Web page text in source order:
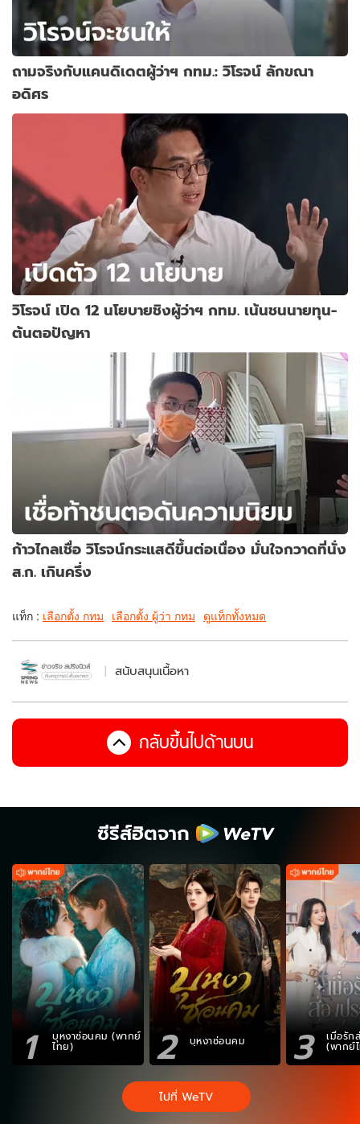
ถามจริงกับแคนดิเดตผู้ว่าฯ กทม.: วิโรจน์ ลักขณา
อดิศร
วิโรจน์ เปิด 12 นโยบายชิงผู้ว่าฯ กทม. เน้นชนนายทุน-
ต้นตอปัญหา
ก้าวไกลเชื่อ วิโรจน์กระแสดีขึ้นต่อเนื่อง มั่นใจกวาดที่นั่ง
ส.ก. เกินครึ่ง
แท็ก : เลือกตั้ง กทม เลือกตั้ง ผู้ว่า กทม ดูแท็กทั้งหมด
สนับสนุนเนื้อหา
กลับขึ้นไปด้านบน
ซีรีส์ฮิตจาก
1 บุหงาซ่อนคม (พากย์
ไทย) 2 บุหงาซ่อนคม 3 เมื่อรัก
(พากย์
ไปที่ WeTV